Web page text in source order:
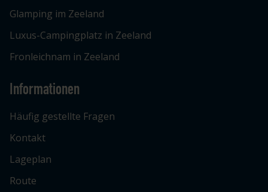
Glamping im Zeeland
Luxus-Campingplatz in Zeeland
Fronleichnam in Zeeland
Informationen
Häufig gestellte Fragen
Kontakt
Lageplan
Route